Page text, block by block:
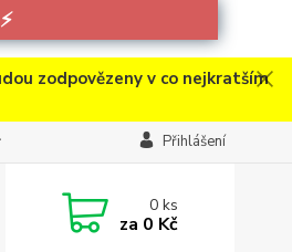
⚡
zodpovězeny v co nejkratším
Přihlášení
0ks
za 0 Kč